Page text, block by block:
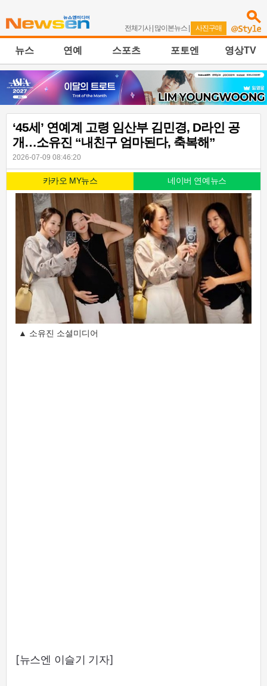
전체기사| 많이본뉴스 | 사진구매
뉴스 연예 스포츠 포토엔 영상TV
‘45세’ 연예계 고령 임산부 김민경, D라인 공
개…소유진 “내친구 엄마된다, 축복해”
2026-07-09 08:46:20
카카오 MY뉴스 네이버 연예뉴스
▲ 소유진 소셜미디어
[뉴스엔 이슬기 기자]